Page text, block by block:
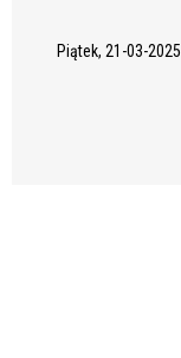
Piątek, 21-03-2025